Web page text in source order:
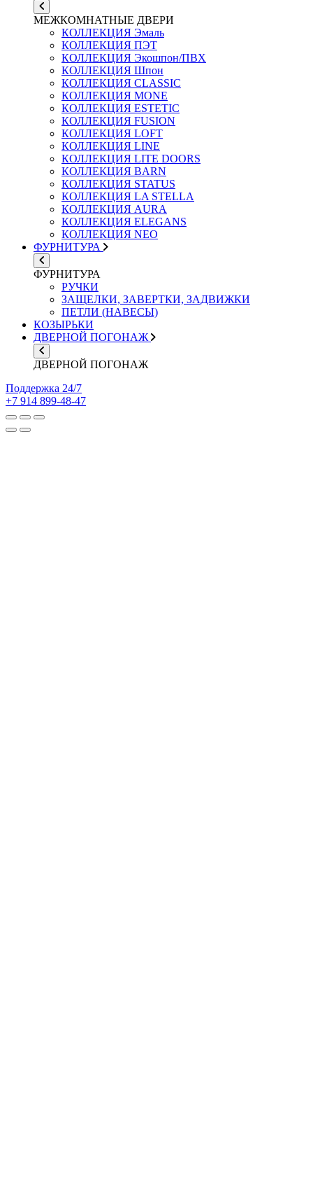
МЕЖКОМНАТНЫЕ ДВЕРИ
КОЛЛЕКЦИЯ Эмаль
КОЛЛЕКЦИЯ ПЭТ
КОЛЛЕКЦИЯ Экошпон/ПВХ
КОЛЛЕКЦИЯ Шпон
КОЛЛЕКЦИЯ CLASSIC
КОЛЛЕКЦИЯ MONE
КОЛЛЕКЦИЯ ESTETIC
КОЛЛЕКЦИЯ FUSION
КОЛЛЕКЦИЯ LOFT
КОЛЛЕКЦИЯ LINE
КОЛЛЕКЦИЯ LITE DOORS
КОЛЛЕКЦИЯ BARN
КОЛЛЕКЦИЯ STATUS
КОЛЛЕКЦИЯ LA STELLA
КОЛЛЕКЦИЯ AURA
КОЛЛЕКЦИЯ ELEGANS
КОЛЛЕКЦИЯ NEO
ФУРНИТУРА
ФУРНИТУРА
РУЧКИ
ЗАЩЕЛКИ, ЗАВЕРТКИ, ЗАДВИЖКИ
ПЕТЛИ (НАВЕСЫ)
КОЗЫРЬКИ
ДВЕРНОЙ ПОГОНАЖ
ДВЕРНОЙ ПОГОНАЖ
Поддержка 24/7
+7 914 899-48-47